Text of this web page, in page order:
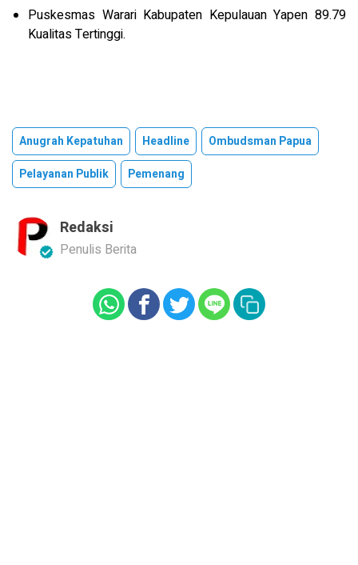
Puskesmas Warari Kabupaten Kepulauan Yapen 89.79
Kualitas Tertinggi.
Anugrah Kepatuhan Headline
Ombudsman Papua
Pelayanan Publik
Pemenang
Redaksi
Penulis Berita